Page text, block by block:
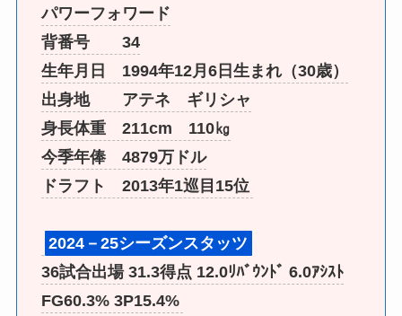
パワーフォワード
背番号 34
生年月日 1994年12月6日生まれ（30歳）
出身地 アテネ ギリシャ
身長体重 211cm 110㎏
今季年俸 4879万ドル
ドラフト 2013年1巡目15位
2024－25シーズンスタッツ
36試合出場 31.3得点 12.0ﾘﾊﾞｳﾝﾄﾞ 6.0ｱｼｽﾄ
FG60.3% 3P15.4%